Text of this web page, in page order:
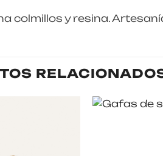
colmillos y resina.